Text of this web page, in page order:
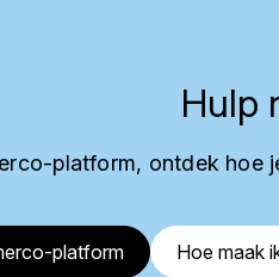
Hulp
platform, ontdek
platform Hoe maak